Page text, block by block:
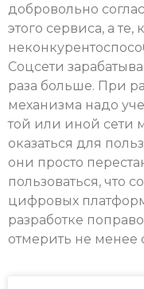
добровольно
этого сервиса, а те,
Соцсети
раза больше. При
механизма надо
той или иной сети
оказаться для
они просто
пользоваться, что
цифровых
разработке
отмерить не менее